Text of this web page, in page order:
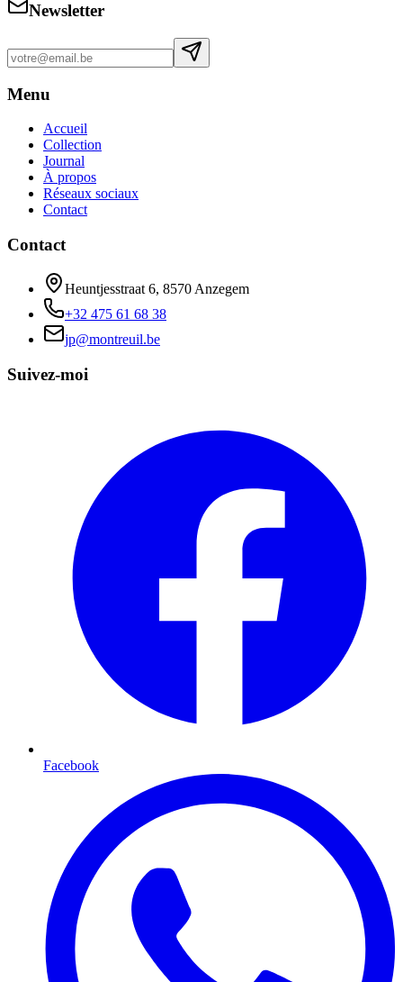
Newsletter
Menu
Accueil
Collection
Journal
À propos
Réseaux sociaux
Contact
Contact
Heuntjesstraat 6, 8570 Anzegem
+32 475 61 68 38
jp@montreuil.be
Suivez-moi
Facebook